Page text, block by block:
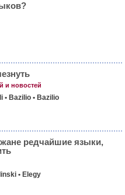
и новостей
• Bazilio • Bazilio
редчайшие языки,
• Elegy